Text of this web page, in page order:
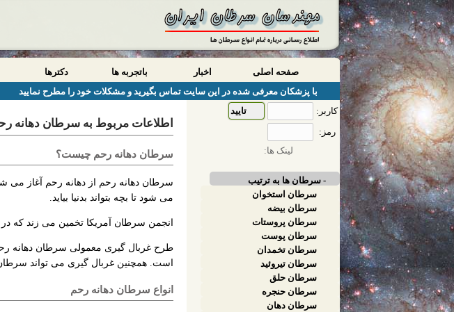
صفحه اصلی اخبار باتجربه ها دکترها
با پزشکان معرفی شده در این سایت تماس بگیرید و مشکلات خود را مطرح نمایید
اطلاعات مربوط به سرطان دهانه
سرطان دهانه رحم چیست؟
سرطان دهانه رحم از دهانه رحم آغاز می
می شود تا بچه بتواند بدنیا بیاید.
انجمن سرطان آمریکا تخمین می زند که در سال 2010 در ایالات متحده، 12200 مورد جدید سرطان دهانه رحم
طرح غربال گیری معمولی سرطان دهانه
است. همچنین غربال گیری می تواند سرطان
انواع سرطان دهانه رحم
کاربر:
رمز:
لینک ها:
- سرطان ها به ترتیب
سرطان استخوان
سرطان بیضه
سرطان پروستات
سرطان پوست
سرطان تخمدان
سرطان تیروئید
سرطان حلق
سرطان حنجره
سرطان دهان